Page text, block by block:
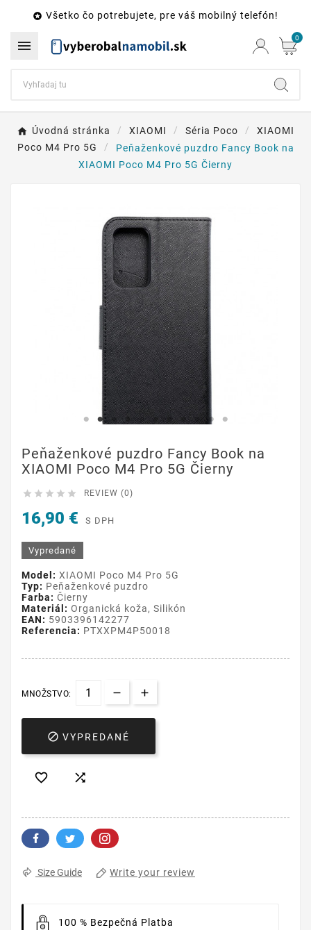
 Všetko čo potrebujete, pre váš mobilný telefón!
 0
Úvodná stránka XIAOMI Séria Poco
XIAOMI
Poco M4 Pro 5G
Peňaženkové puzdro Fancy Book na
XIAOMI Poco M4 Pro 5G Čierny
Peňaženkové puzdro Fancy Book na
XIAOMI Poco M4 Pro 5G Čierny
     REVIEW (0)
16,90 € S DPH
Vypredané
Model: XIAOMI Poco M4 Pro 5G
Typ: Peňaženkové puzdro
Farba: Čierny
Materiál: Organická koža, Silikón
EAN: 5903396142277
Referencia: PTXXPM4P50018
MNOŽSTVO:
 VYPREDANÉ
 
Size Guide Write your review
100 % Bezpečná Platba